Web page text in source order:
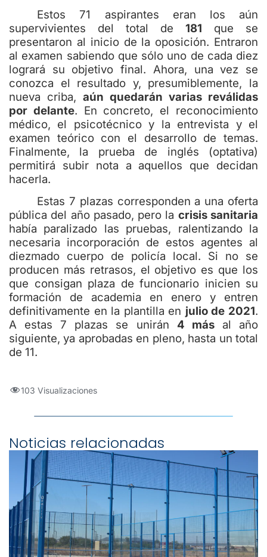
Estos 71 aspirantes eran los aún
supervivientes del total de 181 que se
presentaron al inicio de la oposición. Entraron
al examen sabiendo que sólo uno de cada diez
logrará su objetivo final. Ahora, una vez se
conozca el resultado y, presumiblemente, la
nueva criba, aún quedarán varias reválidas
por delante. En concreto, el reconocimiento
médico, el psicotécnico y la entrevista y el
examen teórico con el desarrollo de temas.
Finalmente, la prueba de inglés (optativa)
permitirá subir nota a aquellos que decidan
hacerla.
Estas 7 plazas corresponden a una oferta
pública del año pasado, pero la crisis sanitaria
había paralizado las pruebas, ralentizando la
necesaria incorporación de estos agentes al
diezmado cuerpo de policía local. Si no se
producen más retrasos, el objetivo es que los
que consigan plaza de funcionario inicien su
formación de academia en enero y entren
definitivamente en la plantilla en julio de 2021.
A estas 7 plazas se unirán 4 másal año
siguiente, ya aprobadas en pleno, hasta un total
de 11.
103 Visualizaciones
Noticias relacionadas